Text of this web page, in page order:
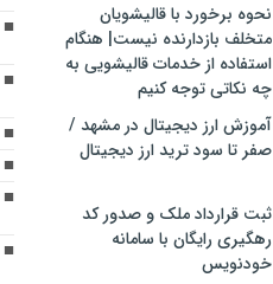
نحوه برخورد با قالیشویان
متخلف بازدارنده نیست| هنگام
استفاده از خدمات قالیشویی به
چه نکاتی توجه کنیم
آموزش ارز دیجیتال در مشهد /
صفر تا سود ترید ارز دیجیتال
ثبت قرارداد ملک و صدور کد
رهگیری رایگان با سامانه
خودنویس